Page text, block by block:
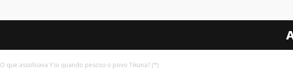
O que assobiava Y’oi quando pescou o povo Tikuna? (*)